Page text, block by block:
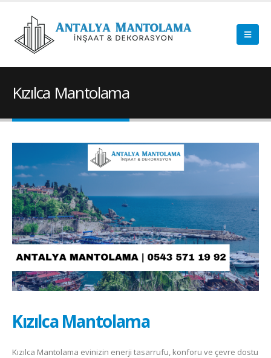
Kızılca Mantolama
Kızılca Mantolama
Kızılca Mantolama evinizin enerji tasarrufu, konforu ve çevre dostu